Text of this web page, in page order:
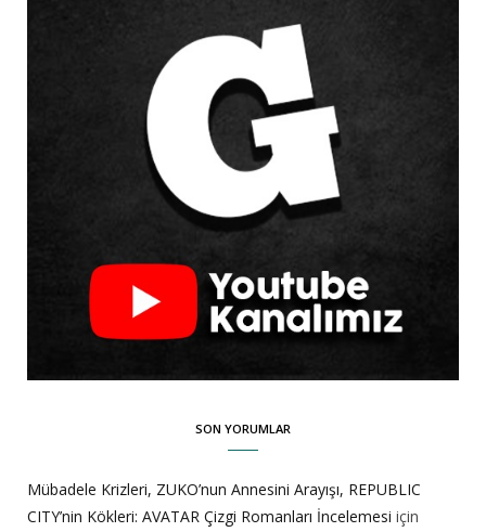
SON YORUMLAR
Mübadele Krizleri, ZUKO’nun Annesini Arayışı, REPUBLIC
CITY’nin Kökleri: AVATAR Çizgi Romanları İncelemesi için